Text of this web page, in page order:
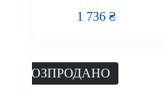
1 736₴
РОЗПРОДАНО